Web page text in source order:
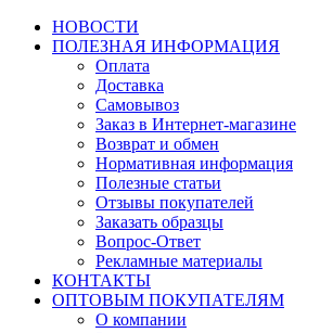
НОВОСТИ
ПОЛЕЗНАЯ ИНФОРМАЦИЯ
Оплата
Доставка
Самовывоз
Заказ в Интернет-магазине
Возврат и обмен
Нормативная информация
Полезные статьи
Отзывы покупателей
Заказать образцы
Вопрос-Ответ
Рекламные материалы
КОНТАКТЫ
ОПТОВЫМ ПОКУПАТЕЛЯМ
О компании